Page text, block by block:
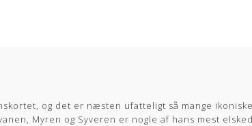
og det er næsten ufatteligt så mange
Myren og Syveren er nogle af hans mest